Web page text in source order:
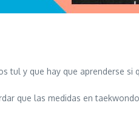
tul y que hay que aprenderse si
que las medidas en